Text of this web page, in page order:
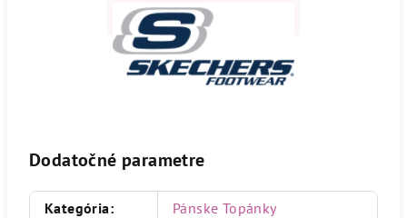
Dodatočné parametre
Kategória:
Pánske Topánky